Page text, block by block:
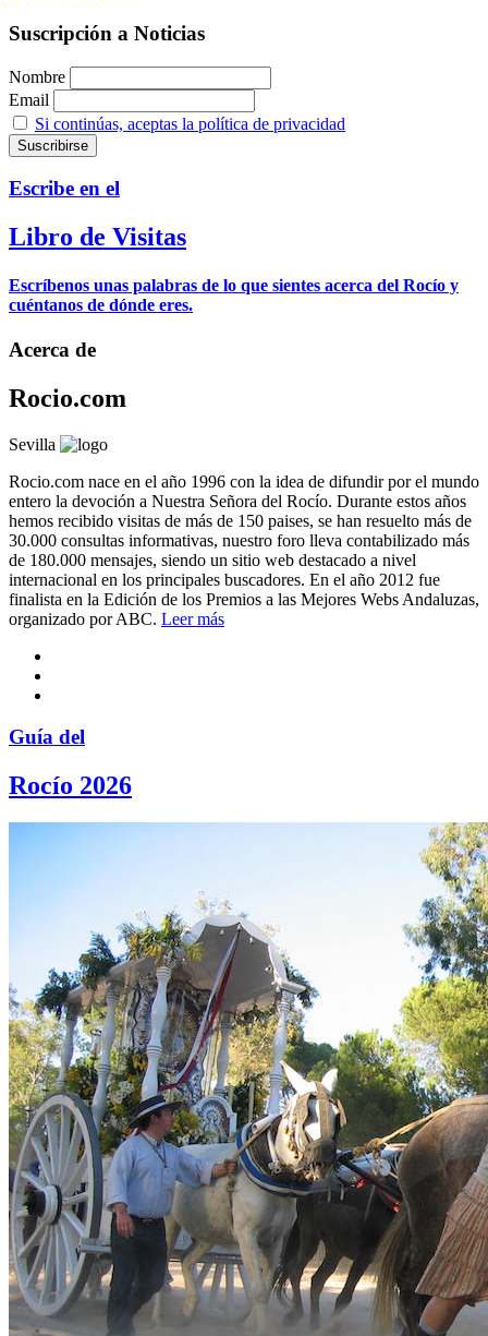
Suscripción a Noticias
Nombre
Email
Si continúas, aceptas la política de privacidad
Escribe en el
Libro de Visitas
Escríbenos unas palabras de lo que sientes acerca del Rocío y
cuéntanos de dónde eres.
Acerca de
Rocio.com
Sevilla
Rocio.com nace en el año 1996 con la idea de difundir por el mundo
entero la devoción a Nuestra Señora del Rocío. Durante estos años
hemos recibido visitas de más de 150 paises, se han resuelto más de
30.000 consultas informativas, nuestro foro lleva contabilizado más
de 180.000 mensajes, siendo un sitio web destacado a nivel
internacional en los principales buscadores. En el año 2012 fue
finalista en la Edición de los Premios a las Mejores Webs Andaluzas,
organizado por ABC. Leer más
Guía del
Rocío 2026